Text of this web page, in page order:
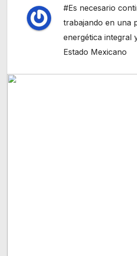
#Es necesario
trabajando en una
energética integral
Estado Mexicano